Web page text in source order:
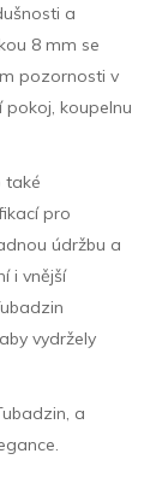
a
8 mm se
pozornosti v
koupelnu
také
pro
údržbu a
i vnější
vydržely
a